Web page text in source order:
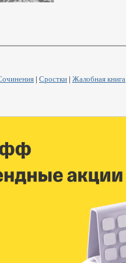
| Сростки | Жалобная книга